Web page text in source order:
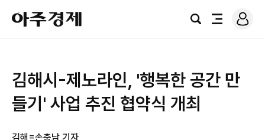
아
주
경
검
전
로
그
김해시-제노라인, '행복한 공간 만
들기' 사업 추진 협약식 개최
김해=손충남 기자